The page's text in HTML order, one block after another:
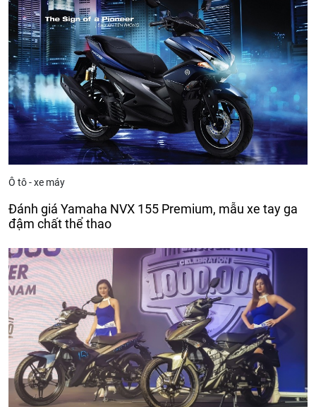
Ô tô - xe máy
Đánh giá Yamaha NVX 155 Premium, mẫu xe tay ga
đậm chất thể thao